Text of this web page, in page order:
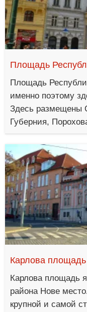
Площадь
Площадь
именно поэтому
Здесь размещены
Губерния,
Карлова площадь
Карлова площадь
района Нове
крупной и самой